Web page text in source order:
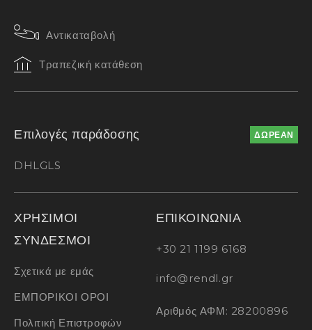
Αντικαταβολή
Τραπεζική κατάθεση
Επιλογές παράδοσης ΔΩΡΕΑΝ
DHLGLS
ΧΡΗΣΙΜΟΙ
ΣΥΝΔΕΣΜΟΙ
Σχετικά με εμάς
ΕΜΠΟΡΙΚΟΙ ΟΡΟΙ
Πολιτική Επιστροφών
ΕΠΙΚΟΙΝΩΝΙΑ
+30 21 1199 6168
info@rendl.gr
Αριθμός ΑΦΜ: 28200896